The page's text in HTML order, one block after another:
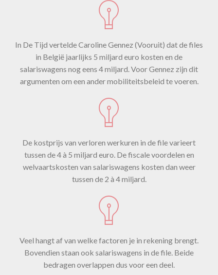
In De Tijd vertelde Caroline Gennez (Vooruit) dat de files
in België jaarlijks 5 miljard euro kosten en de
salariswagens nog eens 4 miljard. Voor Gennez zijn dit
argumenten om een ander mobiliteitsbeleid te voeren.
De kostprijs van verloren werkuren in de file varieert
tussen de 4 à 5 miljard euro. De fiscale voordelen en
welvaartskosten van salariswagens kosten dan weer
tussen de 2 à 4 miljard.
Veel hangt af van welke factoren je in rekening brengt.
Bovendien staan ook salariswagens in de file. Beide
bedragen overlappen dus voor een deel.